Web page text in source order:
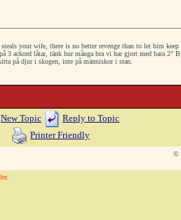
steals your wife, there is no better revenge than to let him keep
3 ackord låtar, tänk hur många bra vi har gjort med bara 2"
på djur i skogen, inte på människor i stan.
New Topic
Reply to Topic
Printer Friendly
©